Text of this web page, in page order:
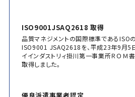
ISO9001JSAQ2618 取得
品質マネジメントの国際標準であるISOの
ISO9001 JSAQ2618を、平成23年9月5
イインダストリィ掛川第一事業所ＲＯＭ
取得しました。